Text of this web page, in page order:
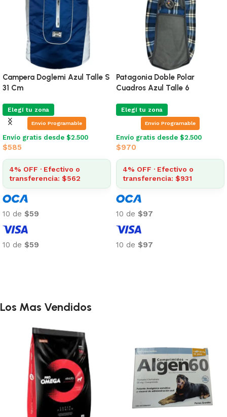
Campera Doglemi Azul Talle S
31 Cm
Elegí tu zona
Envio Programable
Envío gratis desde $2.500
$585
4% OFF · Efectivo o
transferencia: $562
10 de $59
10 de $59
Patagonia Doble Polar
Cuadros Azul Talle 6
Elegí tu zona
Envio Programable
Envío gratis desde $2.500
$970
4% OFF · Efectivo o
transferencia: $931
10 de $97
10 de $97
Los Mas Vendidos